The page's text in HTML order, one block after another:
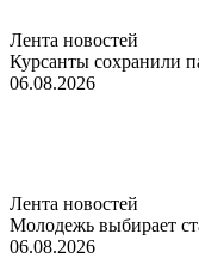
Лента новостей
Курсанты сохранили
06.08.2026
Лента новостей
Молодежь выбирает
06.08.2026